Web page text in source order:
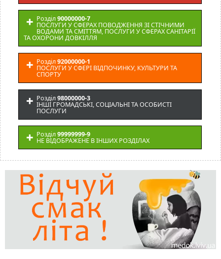
Розділ90000000-7
ПОСЛУГИ У СФЕРАХ ПОВОДЖЕННЯ ЗІ СТІЧНИМИ
ВОДАМИ ТА СМІТТЯМ, ПОСЛУГИ У СФЕРАХ САНІТАРІЇ
ТА ОХОРОНИ ДОВКІЛЛЯ
Розділ92000000-1
ПОСЛУГИ У СФЕРІ ВІДПОЧИНКУ, КУЛЬТУРИ ТА
СПОРТУ
Розділ98000000-3
ІНШІ ГРОМАДСЬКІ, СОЦІАЛЬНІ ТА ОСОБИСТІ
ПОСЛУГИ
Розділ99999999-9
НЕ ВІДОБРАЖЕНЕ В ІНШИХ РОЗДІЛАХ